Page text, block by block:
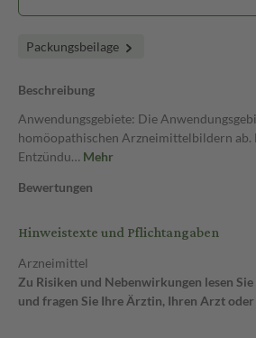
Packungsbeilage
Beschreibung
Anwendungsgebiete: Die
homöopathischen Arzneimittelbildern ab.
Entzündu… Mehr
Bewertungen
Hinweistexte und Pflichtangaben
Arzneimittel
Zu Risiken und Nebenwirkungen lesen
und fragen Sie Ihre Ärztin, Ihren Arzt